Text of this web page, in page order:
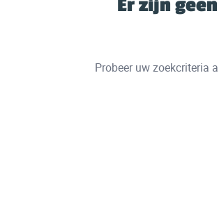
Er zijn
Probeer uw zoekcriteria